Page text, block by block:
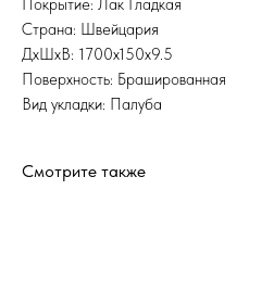
Покрытие: Лак Гладкая
Страна: Швейцария
ДхШхВ: 1700x150x9.5
Поверхность: Брашированная
Вид укладки: Палуба
Смотрите также